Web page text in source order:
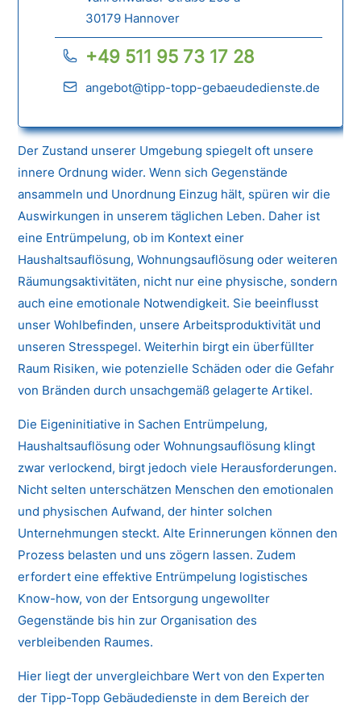
30179 Hannover
+49 511 95 73 17 28
angebot@tipp-topp-gebaeudedienste.de
Der Zustand unserer Umgebung spiegelt oft unsere
innere Ordnung wider. Wenn sich Gegenstände
ansammeln und Unordnung Einzug hält, spüren wir die
Auswirkungen in unserem täglichen Leben. Daher ist
eine Entrümpelung, ob im Kontext einer
Haushaltsauflösung, Wohnungsauflösung oder weiteren
Räumungsaktivitäten, nicht nur eine physische, sondern
auch eine emotionale Notwendigkeit. Sie beeinflusst
unser Wohlbefinden, unsere Arbeitsproduktivität und
unseren Stresspegel. Weiterhin birgt ein überfüllter
Raum Risiken, wie potenzielle Schäden oder die Gefahr
von Bränden durch unsachgemäß gelagerte Artikel.
Die Eigeninitiative in Sachen Entrümpelung,
Haushaltsauflösung oder Wohnungsauflösung klingt
zwar verlockend, birgt jedoch viele Herausforderungen.
Nicht selten unterschätzen Menschen den emotionalen
und physischen Aufwand, der hinter solchen
Unternehmungen steckt. Alte Erinnerungen können den
Prozess belasten und uns zögern lassen. Zudem
erfordert eine effektive Entrümpelung logistisches
Know-how, von der Entsorgung ungewollter
Gegenstände bis hin zur Organisation des
verbleibenden Raumes.
Hier liegt der unvergleichbare Wert von den Experten
der Tipp-Topp Gebäudedienste in dem Bereich der